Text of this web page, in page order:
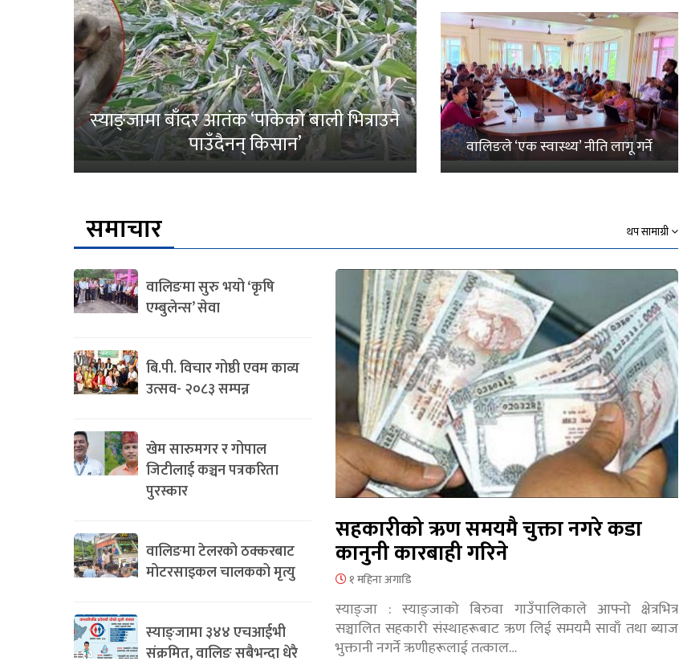
स्याङ्जामा बाँदर आतंक ‘पाकेको बाली भित्राउनै
पाउँदैनन् किसान’ वालिङले ‘एक स्वास्थ्य’ नीति लागू गर्ने
समाचार थप सामाग्री
वालिङमा सुरु भयो ‘कृषि
एम्बुलेन्स’ सेवा
बि.पी. विचार गोष्ठी एवम काव्य
उत्सव- २०८३ सम्पन्न
खेम सारुमगर र गोपाल
जिटीलाई कञ्चन पत्रकरिता
पुरस्कार
वालिङमा टेलरको ठक्करबाट
मोटरसाइकल चालकको मृत्यु
स्याङ्जामा ३४४ एचआईभी
संक्रमित, वालिङ सबैभन्दा धेरै
सहकारीको ऋण समयमै चुक्ता नगरे कडा
कानुनी कारबाही गरिने
१ महिना अगाडि
स्याङ्जा : स्याङ्जाको बिरुवा गाउँपालिकाले आफ्नो क्षेत्रभित्र
सञ्चालित सहकारी संस्थाहरूबाट ऋण लिई समयमै सावाँ तथा ब्याज
भुक्तानी नगर्ने ऋणीहरूलाई तत्काल…